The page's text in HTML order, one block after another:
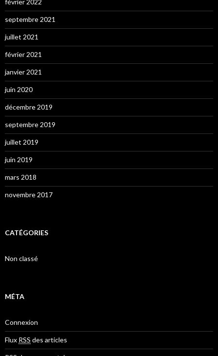
février 2022
septembre 2021
juillet 2021
février 2021
janvier 2021
juin 2020
décembre 2019
septembre 2019
juillet 2019
juin 2019
mars 2018
novembre 2017
CATÉGORIES
Non classé
MÉTA
Connexion
Flux RSS des articles